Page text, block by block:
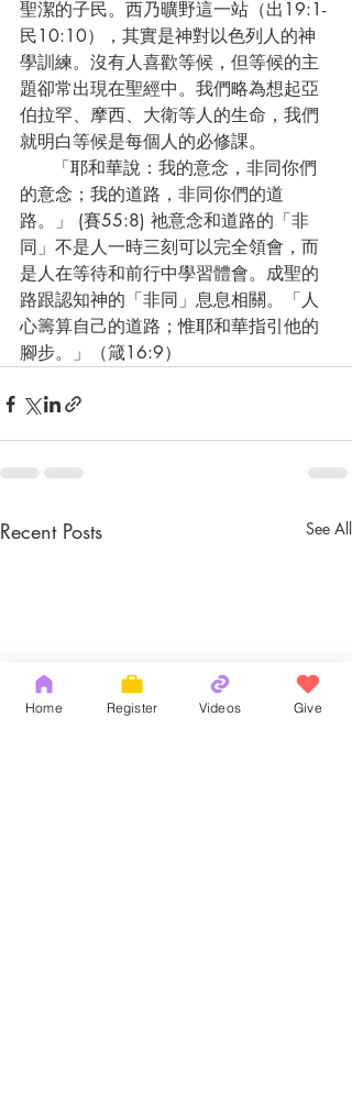
聖潔的子民。西乃曠野這一站（出19:1-
民10:10），其實是神對以色列人的神
學訓練。沒有人喜歡等候，但等候的主
題卻常出現在聖經中。我們略為想起亞
伯拉罕、摩西、大衛等人的生命，我們
就明白等候是每個人的必修課。
的意念；我的道路，非同你們的道
路。」 (賽55:8) 祂意念和道路的「非
同」不是人一時三刻可以完全領會，而
是人在等待和前行中學習體會。成聖的
路跟認知神的「非同」息息相關。「人
心籌算自己的道路；惟耶和華指引他的
腳步。」（箴16:9）
Recent Posts See All
Home Register Videos Give